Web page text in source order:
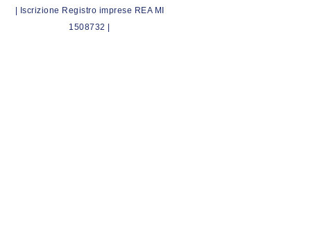
| Iscrizione Registro imprese REA MI
1508732 |